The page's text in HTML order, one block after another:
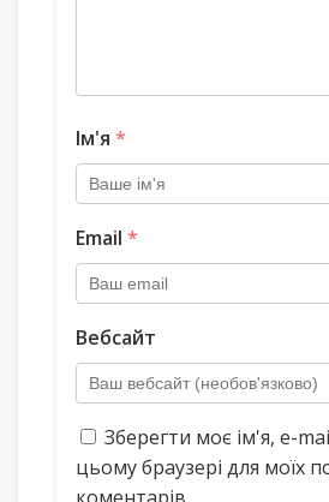
Ім'я *
Email *
Вебсайт
Зберегти моє ім'я, e-
цьому браузері для моїх